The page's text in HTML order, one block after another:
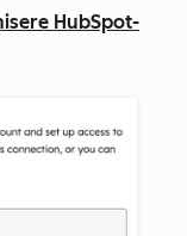
HubSpot-